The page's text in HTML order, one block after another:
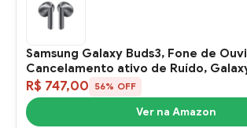
Samsung Galaxy Buds3, Fone de
Cancelamento ativo de Ruído,
R$ 747,00 56% OFF
Ver na Amazon